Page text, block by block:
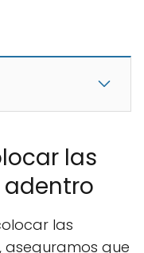
las
las
que